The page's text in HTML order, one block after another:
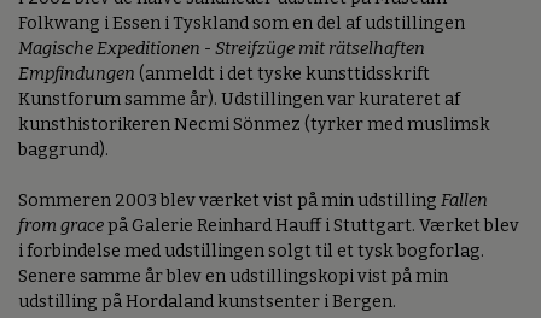
Folkwang i Essen i Tyskland som en del af udstillingen
Magische Expeditionen - Streifzüge mit rätselhaften
Empfindungen (anmeldt i det tyske kunsttidsskrift
Kunstforum samme år). Udstillingen var kurateret af
kunsthistorikeren Necmi Sönmez (tyrker med muslimsk
baggrund).
Sommeren 2003 blev værket vist på min udstilling Fallen
from gracepå Galerie Reinhard Hauff i Stuttgart. Værket blev
i forbindelse med udstillingen solgt til et tysk bogforlag.
Senere samme år blev en udstillingskopi vist på min
udstilling på Hordaland kunstsenter i Bergen.